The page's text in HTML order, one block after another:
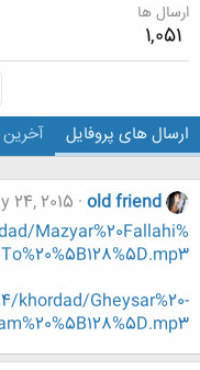
ارسال ها
1,051
ارسال های پروفایل
old friend
24, 2015
Mazyar%20Fallahi%
khordad/Gheysar%20-